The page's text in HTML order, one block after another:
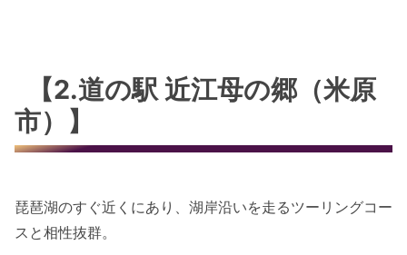
【2.道の駅 近江母の郷（米原
市）】
琵琶湖のすぐ近くにあり、湖岸沿いを走るツーリングコー
スと相性抜群。